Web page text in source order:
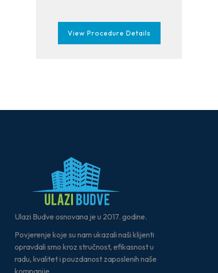
View Procedure Details
Ulazi Budve osnovana je u 2017. godine.
Povjerenje koje su nam ukazali naši klijenti
opravdali smo kroz stručnost, efikasnost u
radu, kvalitet i pouzdanost zaposlenih naše
kompanije.